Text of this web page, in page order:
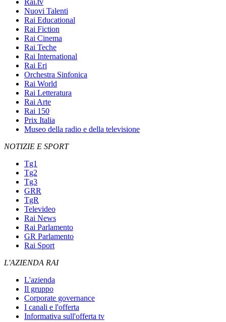
Rai.tv
Nuovi Talenti
Rai Educational
Rai Fiction
Rai Cinema
Rai Teche
Rai International
Rai Eri
Orchestra Sinfonica
Rai World
Rai Letteratura
Rai Arte
Rai 150
Prix Italia
Museo della radio e della televisione
NOTIZIE E SPORT
Tg1
Tg2
Tg3
GRR
TgR
Televideo
Rai News
Rai Parlamento
GR Parlamento
Rai Sport
L'AZIENDA RAI
L'azienda
Il gruppo
Corporate governance
I canali e l'offerta
Informativa sull'offerta tv